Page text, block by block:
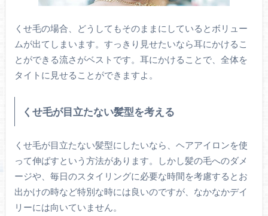
くせ毛の場合、どうしてもそのままにしているとボリュー
ムが出てしまいます。すっきり見せたいなら耳にかけるこ
とができる流さがベストです。耳にかけることで、全体を
タイトに見せることができますよ。
くせ毛が目立たない髪型を考える
くせ毛が目立たない髪型にしたいなら、ヘアアイロンを使
って伸ばすという方法があります。しかし髪の毛へのダメ
ージや、毎日のスタイリングに必要な時間を考慮するとお
出かけの時など特別な時には良いのですが、なかなかデイ
リーには向いていません。